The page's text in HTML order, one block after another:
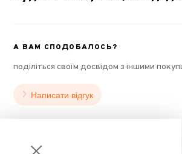
А ВАМ СПОДОБАЛОСЬ?
поділіться своїм досвідом з іншими
Написати відгук